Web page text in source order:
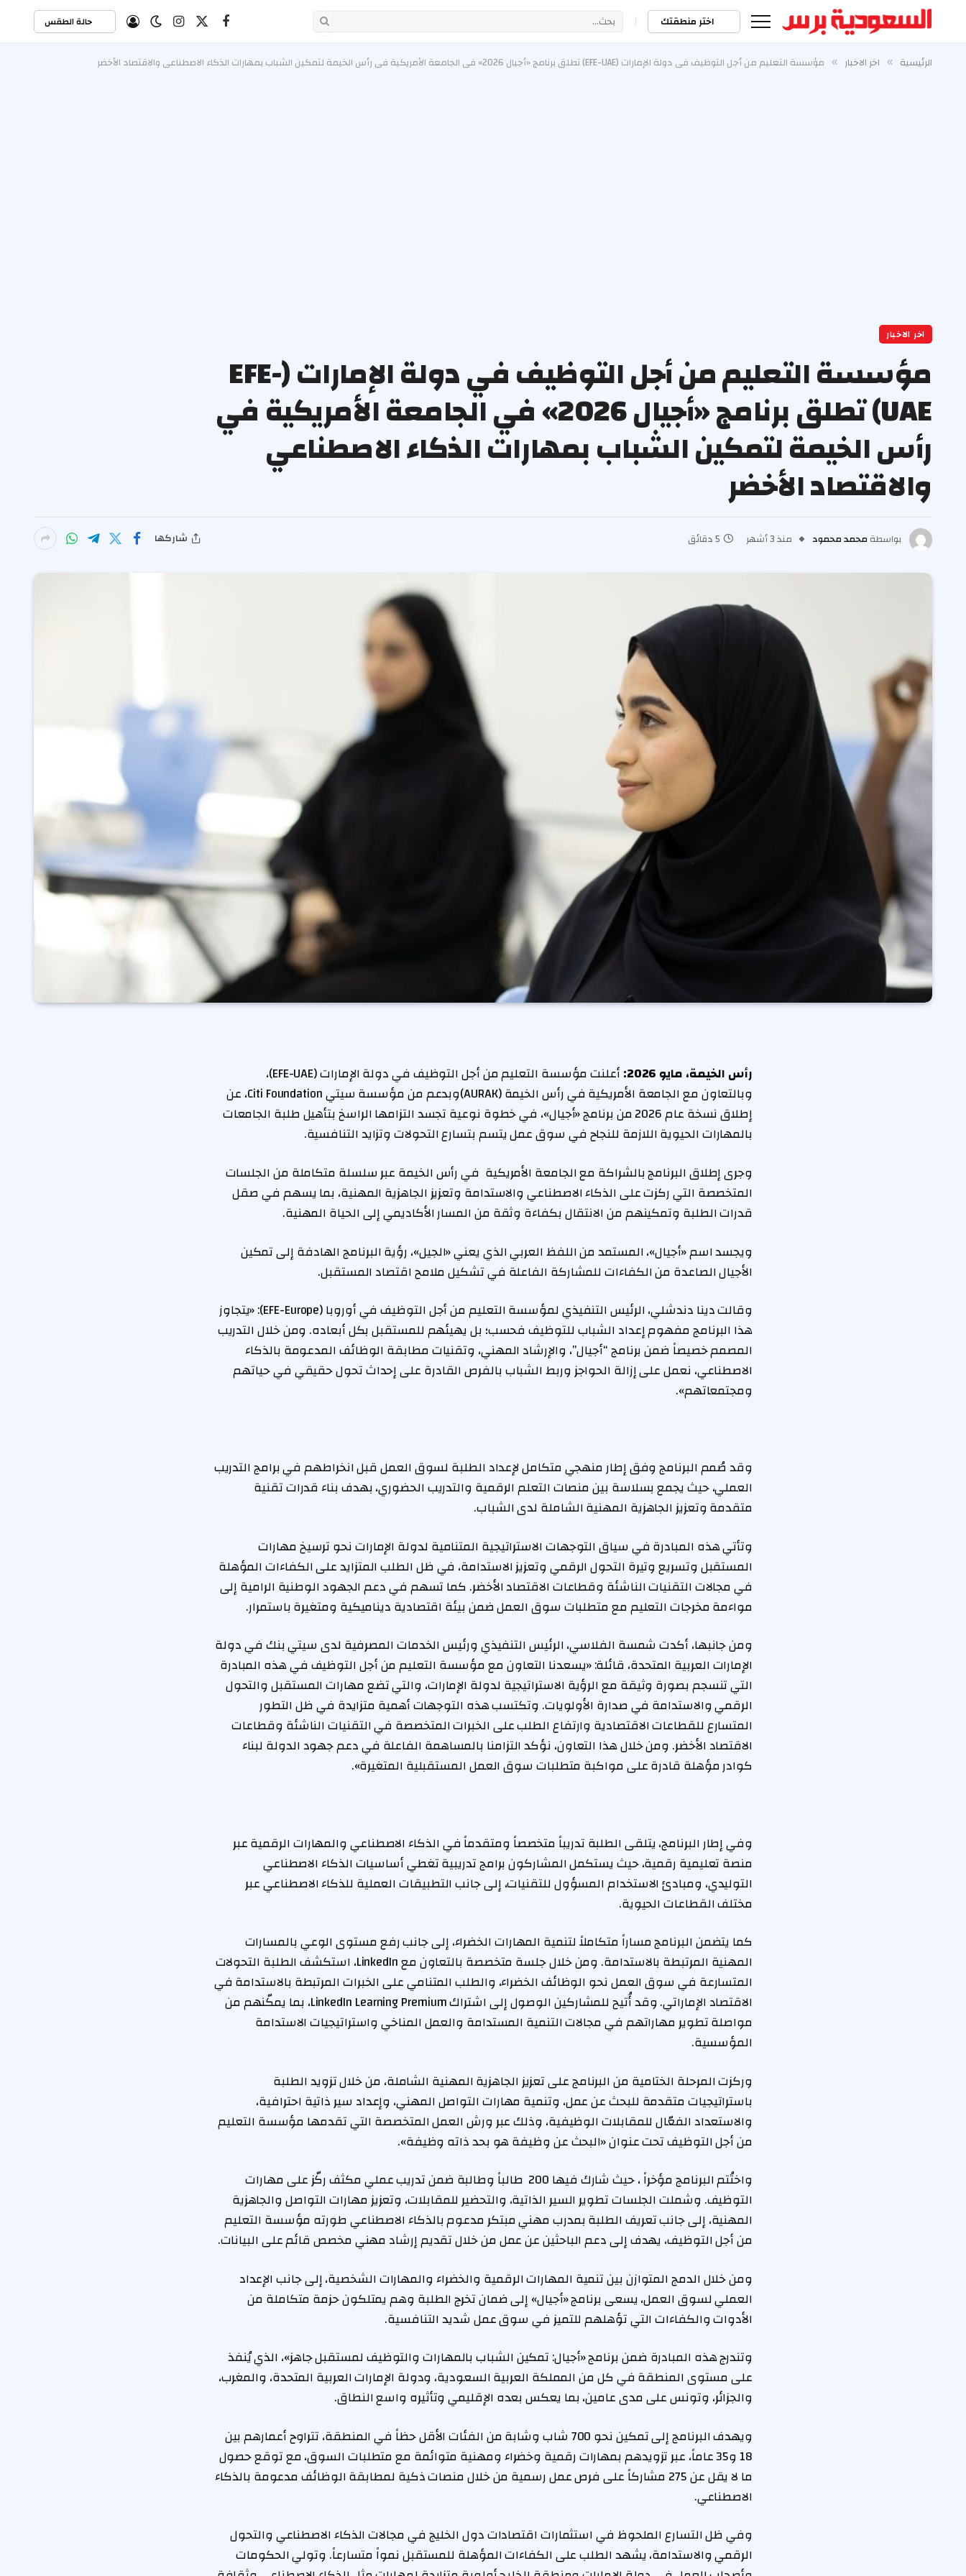
اختر منطقتك | فيسبوك
X
الانستغرام حالة الطقس
الرئيسية » اخر الاخبار » مؤسسة التعليم من أجل التوظيف في دولة الإمارات (EFE-UAE) تطلق برنامج «أجيال 2026» في الجامعة الأمريكية في رأس الخيمة لتمكين الشباب بمهارات الذكاء الاصطناعي والاقتصاد الأخضر
اخر الاخبار
مؤسسة التعليم من أجل التوظيف في دولة الإمارات (EFE-
UAE) تطلق برنامج «أجيال 2026» في الجامعة الأمريكية في
رأس الخيمة لتمكين الشباب بمهارات الذكاء الاصطناعي
والاقتصاد الأخضر
بواسطة محمد محمود منذ 3 أشهر 5 دقائق شاركها
رأس الخيمة، مايو
أعلنت مؤسسة التعليم من أجل التوظيف في دولة الإمارات (EFE-UAE)،
وبالتعاون مع الجامعة الأمريكية في رأس الخيمة (AURAK)وبدعم من مؤسسة سيتي Citi Foundation، عن
إطلاق نسخة عام 2026 من برنامج «أجيال»، في خطوة نوعية تجسد التزامها الراسخ بتأهيل طلبة الجامعات
بالمهارات الحيوية اللازمة للنجاح في سوق عمل يتسم بتسارع التحولات وتزايد التنافسية.
وجرى إطلاق البرنامج بالشراكة مع الجامعة الأمريكية في رأس الخيمة عبر سلسلة متكاملة من الجلسات
المتخصصة التي ركزت على الذكاء الاصطناعي والاستدامة وتعزيز الجاهزية المهنية، بما يسهم في صقل
قدرات الطلبة وتمكينهم من الانتقال بكفاءة وثقة من المسار الأكاديمي إلى الحياة المهنية.
ويجسد اسم «أجيال»، المستمد من اللفظ العربي الذي يعني «الجيل»، رؤية البرنامج الهادفة إلى تمكين
الأجيال الصاعدة من الكفاءات للمشاركة الفاعلة في تشكيل ملامح اقتصاد المستقبل.
وقالت دينا دندشلي، الرئيس التنفيذي لمؤسسة التعليم من أجل التوظيف في أوروبا (EFE-Europe): «يتجاوز
هذا البرنامج مفهوم إعداد الشباب للتوظيف فحسب؛ بل يهيئهم للمستقبل بكل أبعاده. ومن خلال التدريب
المصمم خصيصاً ضمن برنامج “أجيال”، والإرشاد المهني، وتقنيات مطابقة الوظائف المدعومة بالذكاء
الاصطناعي، نعمل على إزالة الحواجز وربط الشباب بالفرص القادرة على إحداث تحول حقيقي في حياتهم
ومجتمعاتهم».
وقد صُمم البرنامج وفق إطار منهجي متكامل لإعداد الطلبة لسوق العمل قبل انخراطهم في برامج التدريب
العملي، حيث يجمع بسلاسة بين منصات التعلم الرقمية والتدريب الحضوري، بهدف بناء قدرات تقنية
متقدمة وتعزيز الجاهزية المهنية الشاملة لدى الشباب.
وتأتي هذه المبادرة في سياق التوجهات الاستراتيجية المتنامية لدولة الإمارات نحو ترسيخ مهارات
المستقبل وتسريع وتيرة التحول الرقمي وتعزيز الاستدامة، في ظل الطلب المتزايد على الكفاءات المؤهلة
في مجالات التقنيات الناشئة وقطاعات الاقتصاد الأخضر. كما تسهم في دعم الجهود الوطنية الرامية إلى
مواءمة مخرجات التعليم مع متطلبات سوق العمل ضمن بيئة اقتصادية ديناميكية ومتغيرة باستمرار.
ومن جانبها، أكدت شمسة الفلاسي، الرئيس التنفيذي ورئيس الخدمات المصرفية لدى سيتي بنك في دولة
الإمارات العربية المتحدة، قائلة: «يسعدنا التعاون مع مؤسسة التعليم من أجل التوظيف في هذه المبادرة
التي تنسجم بصورة وثيقة مع الرؤية الاستراتيجية لدولة الإمارات، والتي تضع مهارات المستقبل والتحول
الرقمي والاستدامة في صدارة الأولويات. وتكتسب هذه التوجهات أهمية متزايدة في ظل التطور
المتسارع للقطاعات الاقتصادية وارتفاع الطلب على الخبرات المتخصصة في التقنيات الناشئة وقطاعات
الاقتصاد الأخضر. ومن خلال هذا التعاون، نؤكد التزامنا بالمساهمة الفاعلة في دعم جهود الدولة لبناء
كوادر مؤهلة قادرة على مواكبة متطلبات سوق العمل المستقبلية المتغيرة».
وفي إطار البرنامج، يتلقى الطلبة تدريباً متخصصاً ومتقدماً في الذكاء الاصطناعي والمهارات الرقمية عبر
منصة تعليمية رقمية، حيث يستكمل المشاركون برامج تدريبية تغطي أساسيات الذكاء الاصطناعي
التوليدي، ومبادئ الاستخدام المسؤول للتقنيات، إلى جانب التطبيقات العملية للذكاء الاصطناعي عبر
مختلف القطاعات الحيوية.
كما يتضمن البرنامج مساراً متكاملاً لتنمية المهارات الخضراء، إلى جانب رفع مستوى الوعي بالمسارات
المهنية المرتبطة بالاستدامة. ومن خلال جلسة متخصصة بالتعاون مع LinkedIn، استكشف الطلبة التحولات
المتسارعة في سوق العمل نحو الوظائف الخضراء، والطلب المتنامي على الخبرات المرتبطة بالاستدامة في
الاقتصاد الإماراتي. وقد أُتيح للمشاركين الوصول إلى اشتراك LinkedIn Learning Premium، بما يمكّنهم من
مواصلة تطوير مهاراتهم في مجالات التنمية المستدامة والعمل المناخي واستراتيجيات الاستدامة
المؤسسية.
وركزت المرحلة الختامية من البرنامج على تعزيز الجاهزية المهنية الشاملة، من خلال تزويد الطلبة
باستراتيجيات متقدمة للبحث عن عمل، وتنمية مهارات التواصل المهني، وإعداد سير ذاتية احترافية،
والاستعداد الفعّال للمقابلات الوظيفية، وذلك عبر ورش العمل المتخصصة التي تقدمها مؤسسة التعليم
من أجل التوظيف تحت عنوان «البحث عن وظيفة هو بحد ذاته وظيفة».
واختُتم البرنامج مؤخراً ، حيث شارك فيها 200 طالباً وطالبة ضمن تدريب عملي مكثف ركّز على مهارات
التوظيف. وشملت الجلسات تطوير السير الذاتية، والتحضير للمقابلات، وتعزيز مهارات التواصل والجاهزية
المهنية، إلى جانب تعريف الطلبة بمدرب مهني مبتكر مدعوم بالذكاء الاصطناعي طورته مؤسسة التعليم
من أجل التوظيف، يهدف إلى دعم الباحثين عن عمل من خلال تقديم إرشاد مهني مخصص قائم على البيانات.
ومن خلال الدمج المتوازن بين تنمية المهارات الرقمية والخضراء والمهارات الشخصية، إلى جانب الإعداد
العملي لسوق العمل، يسعى برنامج «أجيال» إلى ضمان تخرج الطلبة وهم يمتلكون حزمة متكاملة من
الأدوات والكفاءات التي تؤهلهم للتميز في سوق عمل شديد التنافسية.
وتندرج هذه المبادرة ضمن برنامج «أجيال: تمكين الشباب بالمهارات والتوظيف لمستقبل جاهز»، الذي يُنفذ
على مستوى المنطقة في كل من المملكة العربية السعودية، ودولة الإمارات العربية المتحدة، والمغرب،
والجزائر، وتونس على مدى عامين، بما يعكس بعده الإقليمي وتأثيره واسع النطاق.
ويهدف البرنامج إلى تمكين نحو 700 شاب وشابة من الفئات الأقل حظاً في المنطقة، تتراوح أعمارهم بين
18 و35 عاماً، عبر تزويدهم بمهارات رقمية وخضراء ومهنية متوائمة مع متطلبات السوق، مع توقع حصول
ما لا يقل عن 275 مشاركاً على فرص عمل رسمية من خلال منصات ذكية لمطابقة الوظائف مدعومة بالذكاء
الاصطناعي.
وفي ظل التسارع الملحوظ في استثمارات اقتصادات دول الخليج في مجالات الذكاء الاصطناعي والتحول
الرقمي والاستدامة، يشهد الطلب على الكفاءات المؤهلة للمستقبل نمواً متسارعاً. وتولي الحكومات